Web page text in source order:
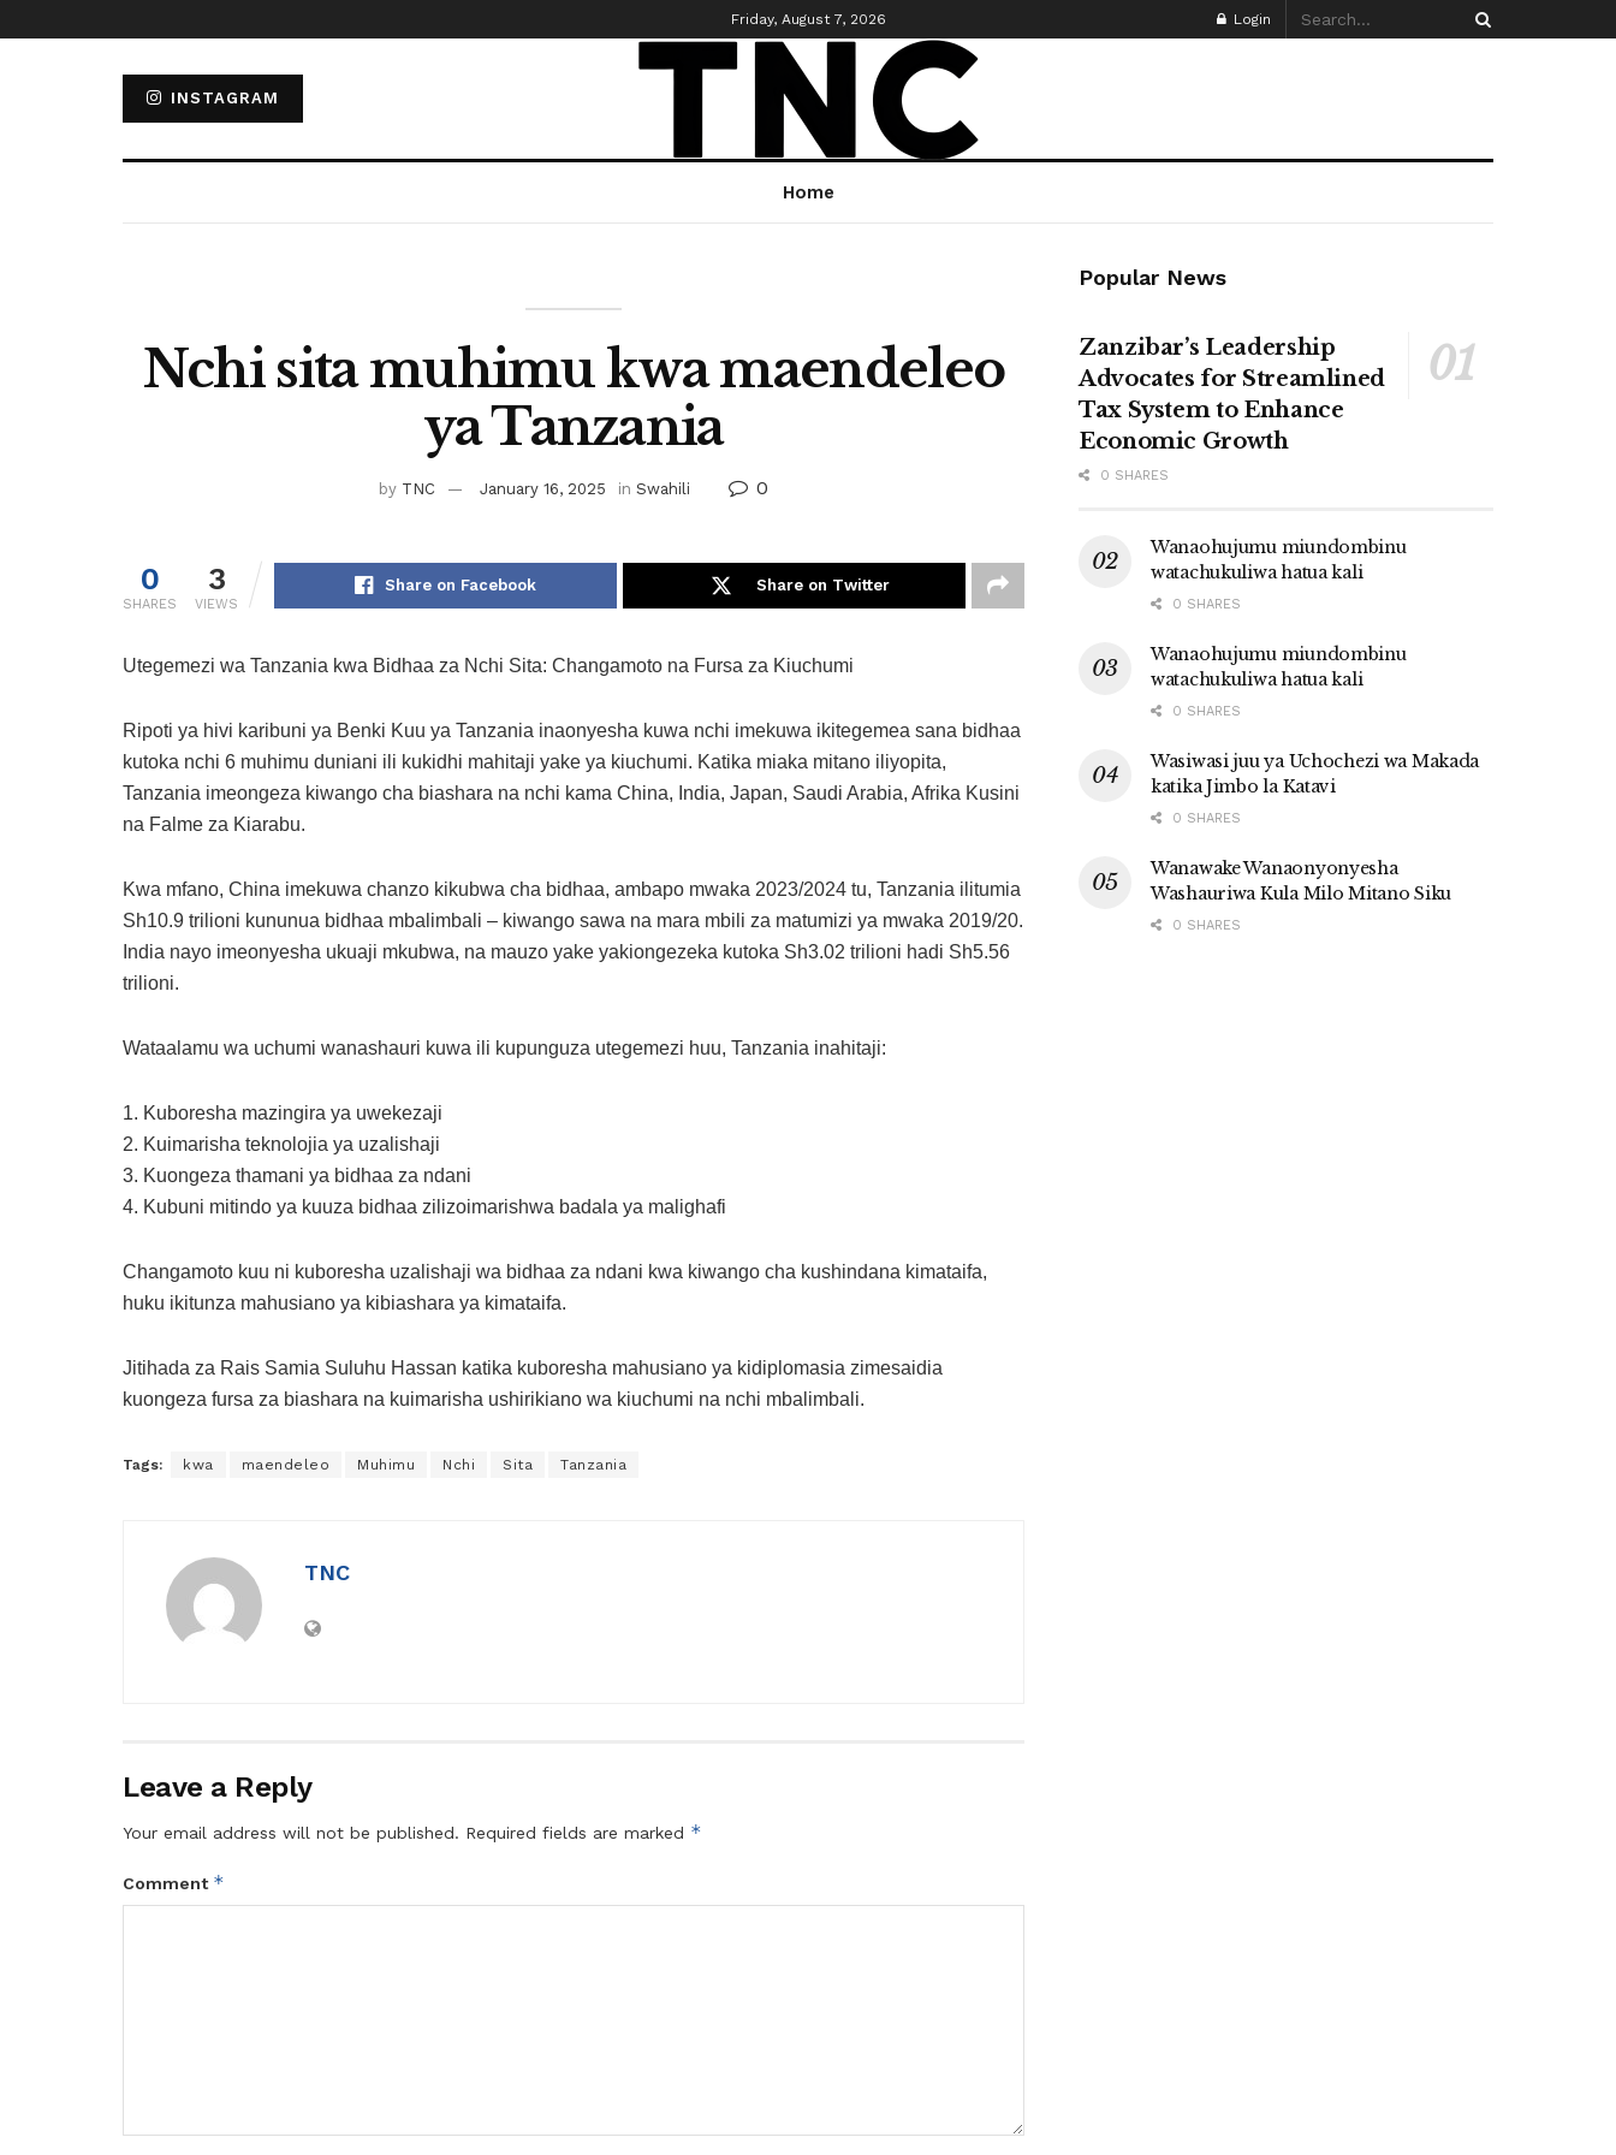
Friday, August 7, 2026 Login
INSTAGRAM
Home
Nchi sita muhimu kwa maendeleo
ya Tanzania
by TNC January 16, 2025 in Swahili 0
0
SHARES
3
VIEWS
Share on Facebook Share on Twitter
Utegemezi wa Tanzania kwa Bidhaa za Nchi Sita: Changamoto na Fursa za Kiuchumi
Ripoti ya hivi karibuni ya Benki Kuu ya Tanzania inaonyesha kuwa nchi imekuwa ikitegemea sana bidhaa
kutoka nchi 6 muhimu duniani ili kukidhi mahitaji yake ya kiuchumi. Katika miaka mitano iliyopita,
Tanzania imeongeza kiwango cha biashara na nchi kama China, India, Japan, Saudi Arabia, Afrika Kusini
na Falme za Kiarabu.
Kwa mfano, China imekuwa chanzo kikubwa cha bidhaa, ambapo mwaka 2023/2024 tu, Tanzania ilitumia
Sh10.9 trilioni kununua bidhaa mbalimbali – kiwango sawa na mara mbili za matumizi ya mwaka 2019/20.
India nayo imeonyesha ukuaji mkubwa, na mauzo yake yakiongezeka kutoka Sh3.02 trilioni hadi Sh5.56
trilioni.
Wataalamu wa uchumi wanashauri kuwa ili kupunguza utegemezi huu, Tanzania inahitaji:
1. Kuboresha mazingira ya uwekezaji
2. Kuimarisha teknolojia ya uzalishaji
3. Kuongeza thamani ya bidhaa za ndani
4. Kubuni mitindo ya kuuza bidhaa zilizoimarishwa badala ya malighafi
Changamoto kuu ni kuboresha uzalishaji wa bidhaa za ndani kwa kiwango cha kushindana kimataifa,
huku ikitunza mahusiano ya kibiashara ya kimataifa.
Jitihada za Rais Samia Suluhu Hassan katika kuboresha mahusiano ya kidiplomasia zimesaidia
kuongeza fursa za biashara na kuimarisha ushirikiano wa kiuchumi na nchi mbalimbali.
Tags: kwa maendeleo Muhimu Nchi Sita Tanzania
TNC
Leave a Reply
Your email address will not be published. Required fields are marked *
Comment *
Popular News
Zanzibar’s Leadership
Advocates for Streamlined
Tax System to Enhance
Economic Growth
0 SHARES
Wanaohujumu miundombinu
watachukuliwa hatua kali
0 SHARES
Wanaohujumu miundombinu
watachukuliwa hatua kali
0 SHARES
Wasiwasi juu ya Uchochezi wa Makada
katika Jimbo la Katavi
0 SHARES
Wanawake Wanaonyonyesha
Washauriwa Kula Milo Mitano Siku
0 SHARES